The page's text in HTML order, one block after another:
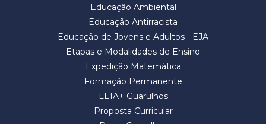
Educação Ambiental
Educação Antirracista
Educação de Jovens e Adultos - EJA
Etapas e Modalidades de Ensino
Expedição Matemática
Formação Permanente
LEIA+ Guarulhos
Proposta Curricular